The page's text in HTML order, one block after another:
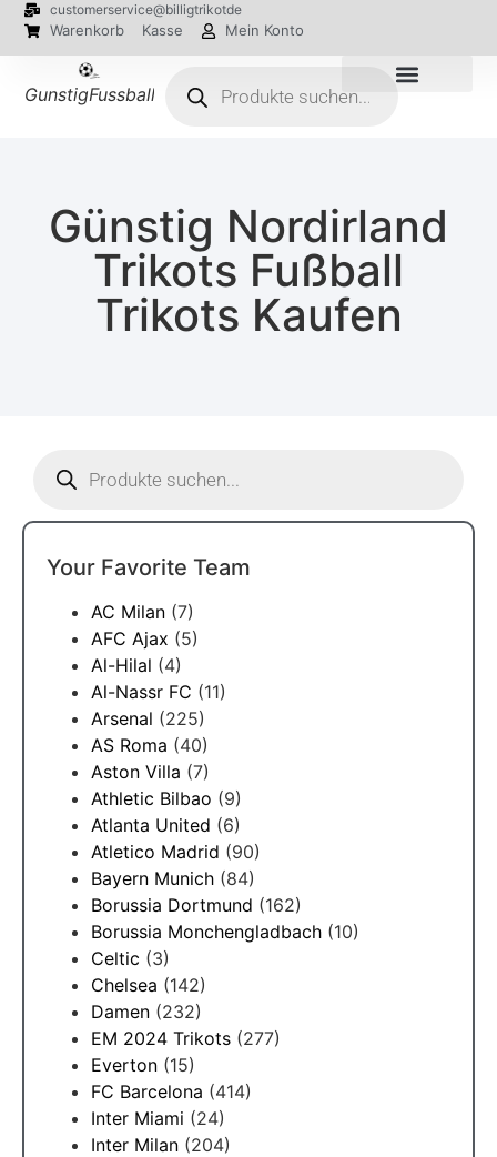
customerservice@billigtrikotde
Warenkorb Kasse Mein Konto
GunstigFussballTrikot
Günstig Nordirland
Trikots Fußball
Trikots Kaufen
Your Favorite Team
AC Milan (7)
AFC Ajax (5)
Al-Hilal (4)
Al-Nassr FC (11)
Arsenal (225)
AS Roma (40)
Aston Villa (7)
Athletic Bilbao (9)
Atlanta United (6)
Atletico Madrid (90)
Bayern Munich (84)
Borussia Dortmund (162)
Borussia Monchengladbach (10)
Celtic (3)
Chelsea (142)
Damen (232)
EM 2024 Trikots (277)
Everton (15)
FC Barcelona (414)
Inter Miami (24)
Inter Milan (204)